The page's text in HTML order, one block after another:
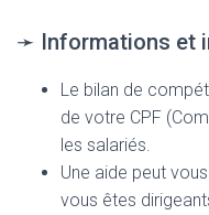
➛ Informations et
Le bilan de
de votre CPF
les salariés.
Une aide peut
vous êtes